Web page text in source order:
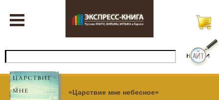
«Царствие мне небесное»